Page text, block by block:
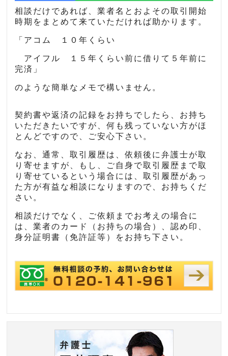
相談だけであれば、業者名とおよその取引開始
時期をまとめて来ていただければ助かります。
「アコム １０年くらい
アイフル １５年くらい前に借りて５年前に
完済」
のような簡単なメモで構いません。
契約書や返済の記録をお持ちでしたら、お持ち
いただきたいですが、何も残っていない方がほ
とんどですので、ご安心下さい。
なお、通常、取引履歴は、依頼後に弁護士が取
り寄せますが、もし、ご自身で取引履歴まで取
り寄せているという場合には、取引履歴があっ
た方が有益な相談になりますので、お持ちくだ
さい。
相談だけでなく、ご依頼までお考えの場合に
は、業者のカード（お持ちの場合）、認め印、
身分証明書（免許証等）をお持ち下さい。